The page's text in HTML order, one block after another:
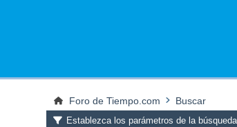
Foro de Tiempo.com Buscar
Establezca los parámetros de la búsqueda